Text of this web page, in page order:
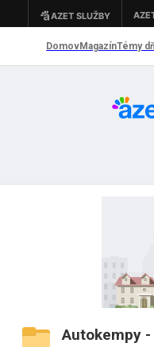
Autokempy